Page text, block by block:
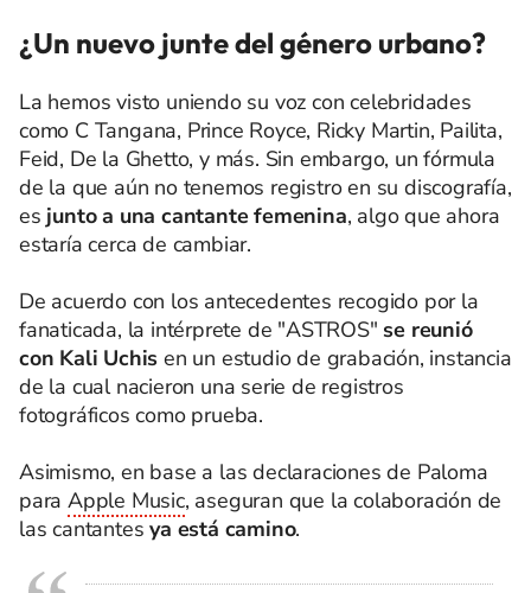
¿Un nuevo junte del género urbano?
La hemos visto uniendo su voz con celebridades
como C Tangana, Prince Royce, Ricky Martin, Pailita,
Feid, De la Ghetto, y más. Sin embargo, un fórmula
de la que aún no tenemos registro en su discografía,
es junto a una cantante femenina, algo que ahora
estaría cerca de cambiar.
De acuerdo con los antecedentes recogido por la
fanaticada, la intérprete de "ASTROS" se reunió
con Kali Uchisen un estudio de grabación, instancia
de la cual nacieron una serie de registros
fotográficos como prueba.
Asimismo, en base a las declaraciones de Paloma
para Apple Music, aseguran que la colaboración de
las cantantesya está camino.